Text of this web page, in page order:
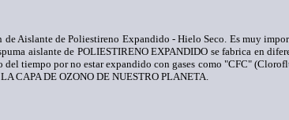
Aislante de Poliestireno Expandido - Hielo Seco. Es muy
aislante de POLIESTIRENO EXPANDIDO se fabrica en
del tiempo por no estar expandido con gases como "CFC"
CAPA DE OZONO DE NUESTRO PLANETA.